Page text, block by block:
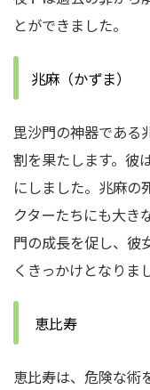
とができました。
兆麻（かずま）
毘沙門の神器である
割を果たします。彼
にしました。兆麻の
クターたちにも大き
門の成長を促し、彼
くきっかけとなりま
恵比寿
恵比寿は、危険な術